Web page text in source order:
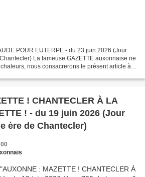
POUR EUTERPE - du 23 juin 2026 (Jour
La fameuse GAZETTE auxonnaise ne
nous consacrerons le présent article à
! CHANTECLER À LA
! - du 19 juin 2026 (Jour
ère de Chantecler)